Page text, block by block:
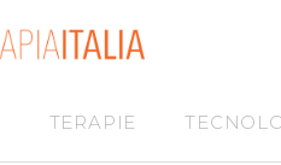
TERAPIE